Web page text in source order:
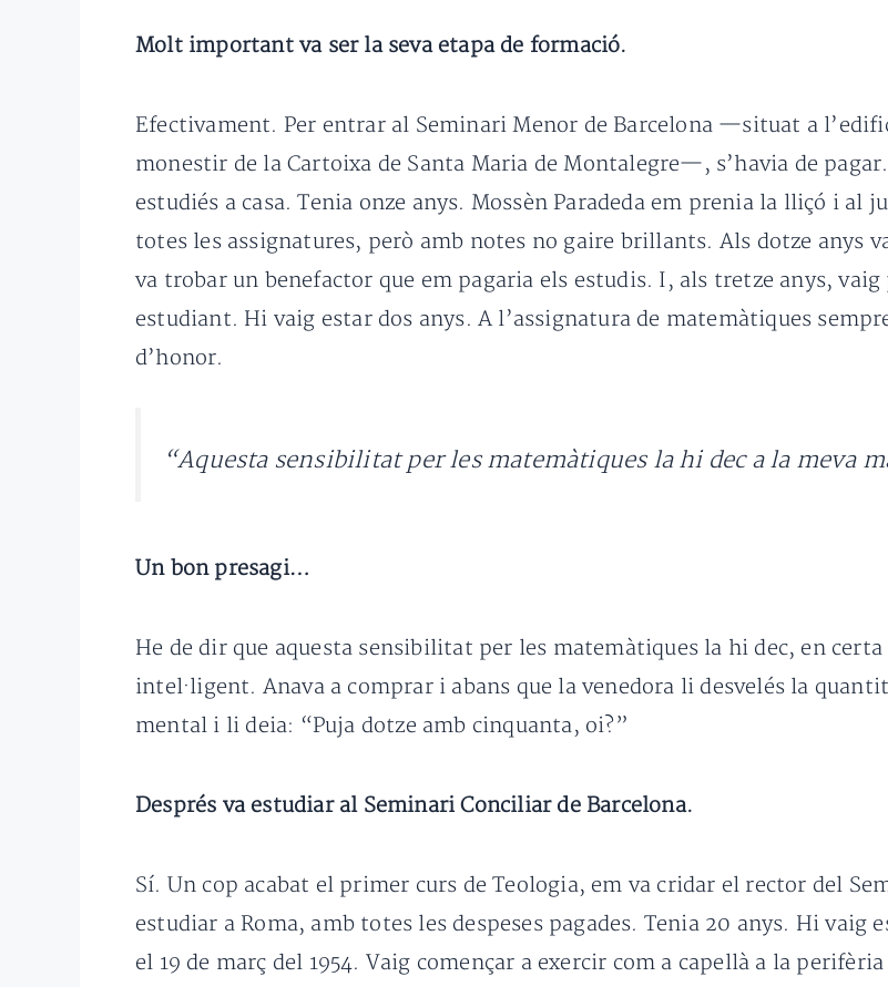
Molt important va ser la seva etapa de formació.
Efectivament. Per entrar al Seminari Menor de Barcelona —situat a
monestir de la Cartoixa de Santa Maria de Montalegre—, s’havia de
estudiés a casa. Tenia onze anys. Mossèn Paradeda em prenia la lliçó i
totes les assignatures, però amb notes no gaire brillants. Als dotze anys
va trobar un benefactor que em pagaria els estudis. I, als tretze anys,
estudiant. Hi vaig estar dos anys. A l’assignatura de matemàtiques
d’honor.
“Aquesta sensibilitat per les matemàtiques la hi dec a la meva
Un bon presagi…
He de dir que aquesta sensibilitat per les matemàtiques la hi dec, en
intel·ligent. Anava a comprar i abans que la venedora li desvelés la
mental i li deia: “Puja dotze amb cinquanta, oi?”
Després va estudiar al Seminari Conciliar de Barcelona.
Sí. Un cop acabat el primer curs de Teologia, em va cridar el rector del
estudiar a Roma, amb totes les despeses pagades. Tenia 20 anys. Hi vaig
el 19 de març del 1954. Vaig començar a exercir com a capellà a la